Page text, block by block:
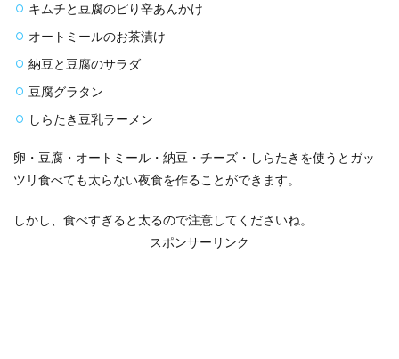
キムチと豆腐のピり辛あんかけ
オートミールのお茶漬け
納豆と豆腐のサラダ
豆腐グラタン
しらたき豆乳ラーメン
卵・豆腐・オートミール・納豆・チーズ・しらたきを使うとガッ
ツリ食べても太らない夜食を作ることができます。
しかし、食べすぎると太るので注意してくださいね。
スポンサーリンク